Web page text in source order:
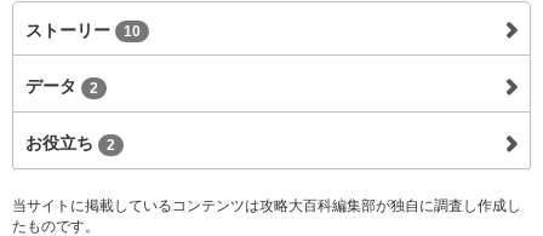
ストーリー 10
データ 2
お役立ち 2
当サイトに掲載しているコンテンツは攻略大百科編集部が独自に調査し作成し
たものです。